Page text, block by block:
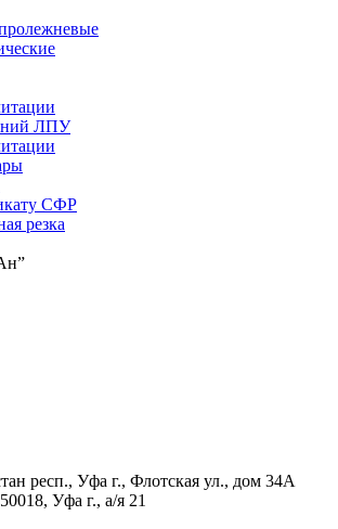
ЛПУ
СФР
резка
респ., Уфа г., Флотская ул., дом 34А
Уфа г., а/я 21